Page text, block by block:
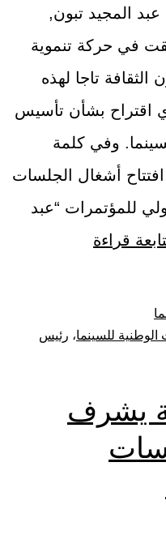
المجيد تبون,
في حركة تنموية
الثقافة تاجا لهذه
اقتراح بشأن تأسيس
وفي كلمة
أشغال الجلسات
للمؤتمرات “عبد
قراءة
الوطنية للسينما، رئيس
يشرف